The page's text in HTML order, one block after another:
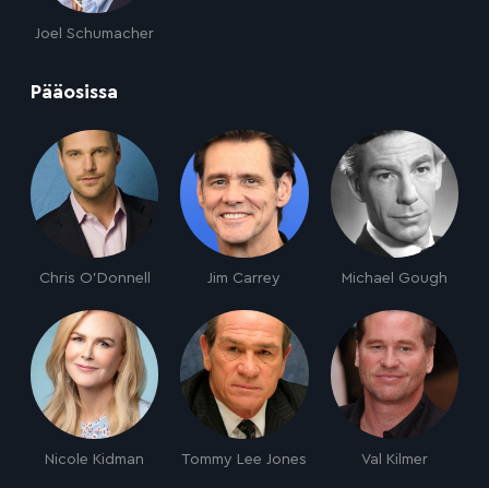
Joel Schumacher
Pääosissa
Chris O'Donnell Jim Carrey Michael Gough
Nicole Kidman Tommy Lee Jones Val Kilmer